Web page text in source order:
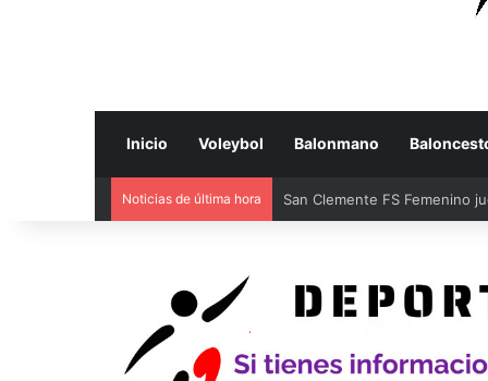
Inicio Voleybol Balonmano
Noticias de última hora San Clemente FS Femenino